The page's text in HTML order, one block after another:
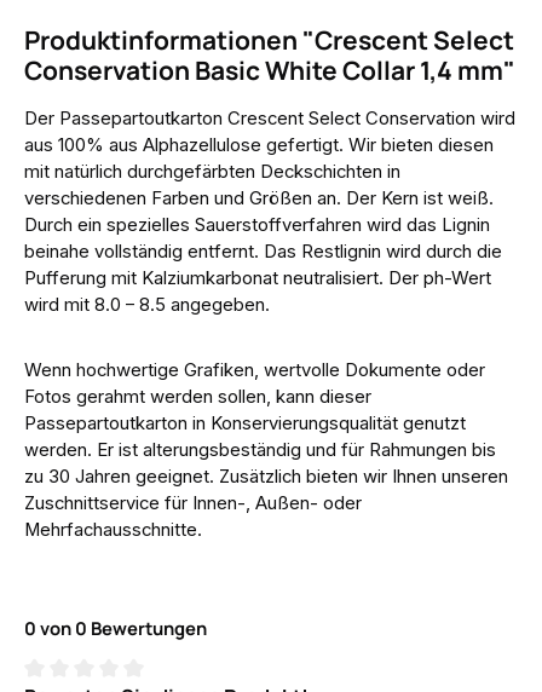
Produktinformationen "Crescent Select
Conservation Basic White Collar 1,4 mm"
Der Passepartoutkarton Crescent Select Conservation wird
aus 100% aus Alphazellulose gefertigt. Wir bieten diesen
mit natürlich durchgefärbten Deckschichten in
verschiedenen Farben und Größen an. Der Kern ist weiß.
Durch ein spezielles Sauerstoffverfahren wird das Lignin
beinahe vollständig entfernt. Das Restlignin wird durch die
Pufferung mit Kalziumkarbonat neutralisiert. Der ph-Wert
wird mit 8.0 – 8.5 angegeben.
Wenn hochwertige Grafiken, wertvolle Dokumente oder
Fotos gerahmt werden sollen, kann dieser
Passepartoutkarton in Konservierungsqualität genutzt
werden. Er ist alterungsbeständig und für Rahmungen bis
zu 30 Jahren geeignet. Zusätzlich bieten wir Ihnen unseren
Zuschnittservice für Innen-, Außen- oder
Mehrfachausschnitte.
0 von 0 Bewertungen